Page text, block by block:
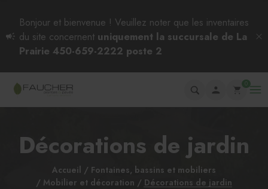
Bonjour et bienvenue ! Veuillez noter que les inventaires
du site concernent uniquement la succursale de La
Prairie 450-659-2222 poste 2
Décorations de jardin
Accueil
Fontaines, bassins et mobiliers
Mobilier et décoration
Décorations de jardin